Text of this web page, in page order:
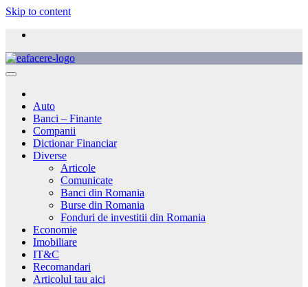
Skip to content
Auto
Banci – Finante
Companii
Dictionar Financiar
Diverse
Articole
Comunicate
Banci din Romania
Burse din Romania
Fonduri de investitii din Romania
Economie
Imobiliare
IT&C
Recomandari
Articolul tau aici